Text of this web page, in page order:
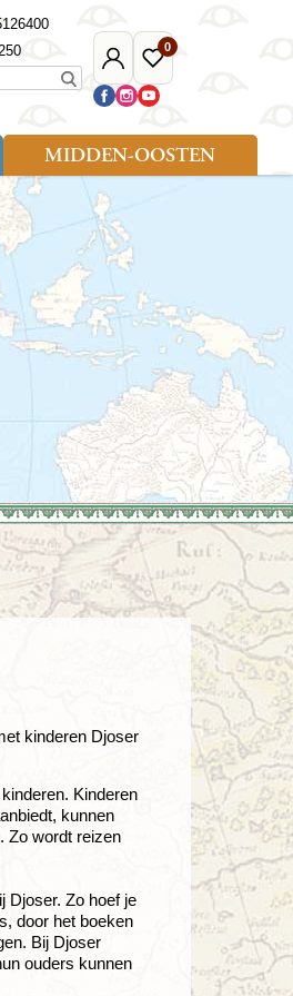
Mijn
Djoser
0
Favoriete
reizen
Macedonië
Koninkrijk
MIDDEN-OOSTEN
Landen
Egypte
Jordanië
Marokko
Oman
Saoedi-Arabië
Tunesië
Turkije
Kinderen
kunnen
Zo wordt reizen
Djoser. Zo hoef je
door het boeken
Bij Djoser
ouders kunnen